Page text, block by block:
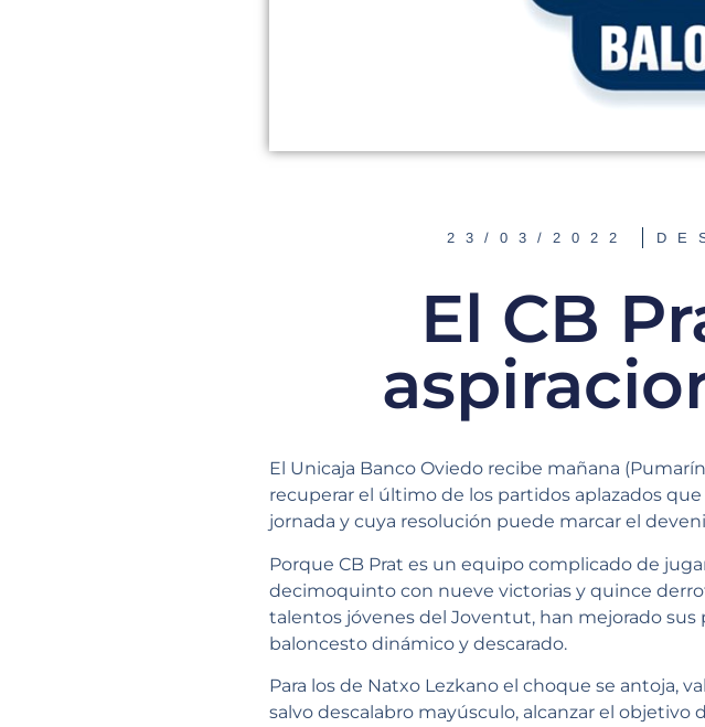
23/03/2022
El CB
El Unicaja Banco Oviedo recibe mañana
recuperar el último de los partidos aplazados
jornada y cuya resolución puede marcar el
Porque CB Prat es un equipo complicado de
decimoquinto con nueve victorias y quince
talentos jóvenes del Joventut, han mejorado
baloncesto dinámico y descarado.
Para los de Natxo Lezkano el choque se antoja,
salvo descalabro mayúsculo, alcanzar el objetivo